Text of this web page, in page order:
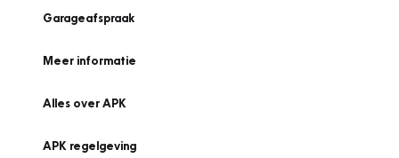
Garageafspraak
Meer informatie
Alles over APK
APK regelgeving